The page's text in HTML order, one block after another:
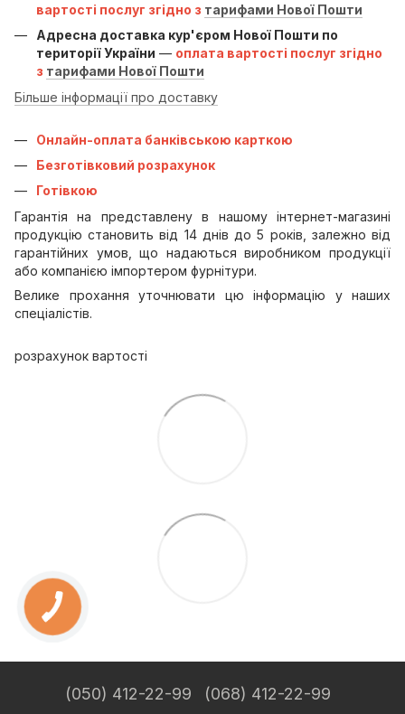
вартості послуг згідно з тарифами Нової Пошти
Адресна доставка кур'єром Нової Пошти по
території України — оплата вартості послуг згідно
з тарифами Нової Пошти
Більше інформації про доставку
Онлайн-оплата банківською карткою
Безготівковий розрахунок
Готівкою
Гарантія на представлену в нашому інтернет-магазині
продукцію становить від 14 днів до 5 років, залежно від
гарантійних умов, що надаються виробником продукції
або компанією імпортером фурнітури.
Велике прохання уточнювати цю інформацію у наших
спеціалістів.
розрахунок вартості
(050) 412-22-99 (068) 412-22-99